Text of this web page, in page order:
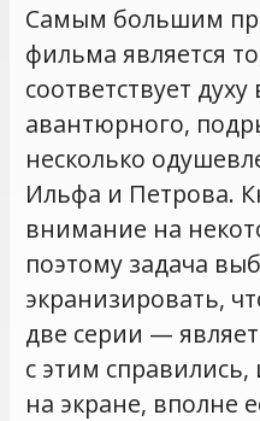
Самым большим
фильма является
соответствует духу
авантюрного,
несколько
Ильфа и Петрова.
внимание на
поэтому задача
экранизировать,
две серии —
с этим справились,
на экране, вполне